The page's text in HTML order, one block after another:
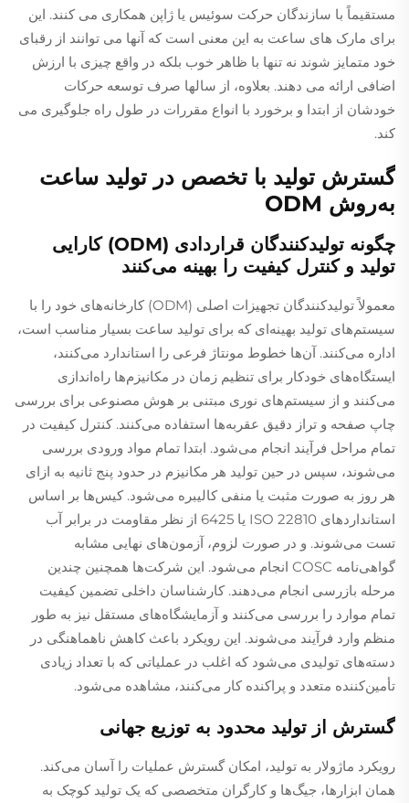
مستقیماً با سازندگان حرکت سوئیس یا ژاپن همکاری می کنند. این
برای مارک های ساعت به این معنی است که آنها می توانند از رقبای
خود متمایز شوند نه تنها با ظاهر خوب بلکه در واقع چیزی با ارزش
اضافی ارائه می دهند. بعلاوه، از سالها صرف توسعه حرکات
خودشان از ابتدا و برخورد با انواع مقررات در طول راه جلوگیری می
کند.
گسترش تولید با تخصص در تولید ساعت
به‌روش ODM
چگونه تولیدکنندگان قراردادی (ODM) کارایی
تولید و کنترل کیفیت را بهینه می‌کنند
معمولاً تولیدکنندگان تجهیزات اصلی (ODM) کارخانه‌های خود را با
سیستم‌های تولید بهینه‌ای که برای تولید ساعت بسیار مناسب است،
اداره می‌کنند. آن‌ها خطوط مونتاژ فرعی را استاندارد می‌کنند،
ایستگاه‌های خودکار برای تنظیم زمان در مکانیزم‌ها راه‌اندازی
می‌کنند و از سیستم‌های نوری مبتنی بر هوش مصنوعی برای بررسی
چاپ صفحه و تراز دقیق عقربه‌ها استفاده می‌کنند. کنترل کیفیت در
تمام مراحل فرآیند انجام می‌شود. ابتدا تمام مواد ورودی بررسی
می‌شوند، سپس در حین تولید هر مکانیزم در حدود پنج ثانیه به ازای
هر روز به صورت مثبت یا منفی کالیبره می‌شود. کیس‌ها بر اساس
استانداردهای ISO 22810 یا 6425 از نظر مقاومت در برابر آب
تست می‌شوند. و در صورت لزوم، آزمون‌های نهایی مشابه
گواهی‌نامه COSC انجام می‌شود. این شرکت‌ها همچنین چندین
مرحله بازرسی انجام می‌دهند. کارشناسان داخلی تضمین کیفیت
تمام موارد را بررسی می‌کنند و آزمایشگاه‌های مستقل نیز به طور
منظم وارد فرآیند می‌شوند. این رویکرد باعث کاهش ناهماهنگی در
دسته‌های تولیدی می‌شود که اغلب در عملیاتی که با تعداد زیادی
تأمین‌کننده متعدد و پراکنده کار می‌کنند، مشاهده می‌شود.
گسترش از تولید محدود به توزیع جهانی
رویکرد ماژولار به تولید، امکان گسترش عملیات را آسان می‌کند.
همان ابزارها، جیگ‌ها و کارگران متخصصی که یک تولید کوچک به